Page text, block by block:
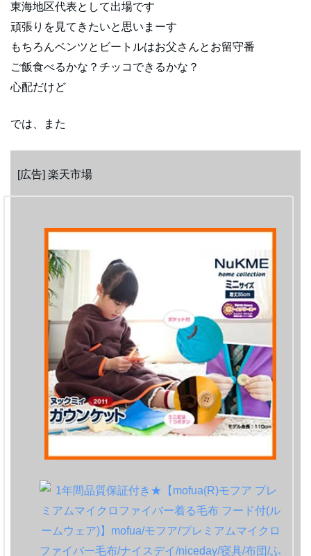
東海地区代表として出場です
頑張りを見てきたいと思いまーす
もちろんベンツとビートルはお父さんとお留守番
ご飯食べるかな？チッコできるかな？
心配だけど
では、また
[広告] 楽天市場